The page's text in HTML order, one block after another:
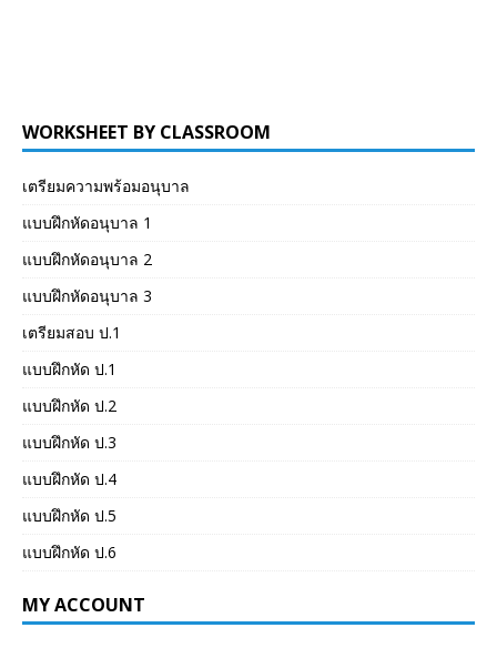
WORKSHEET BY CLASSROOM
เตรียมความพร้อมอนุบาล
แบบฝึกหัดอนุบาล 1
แบบฝึกหัดอนุบาล 2
แบบฝึกหัดอนุบาล 3
เตรียมสอบ ป.1
แบบฝึกหัด ป.1
แบบฝึกหัด ป.2
แบบฝึกหัด ป.3
แบบฝึกหัด ป.4
แบบฝึกหัด ป.5
แบบฝึกหัด ป.6
MY ACCOUNT